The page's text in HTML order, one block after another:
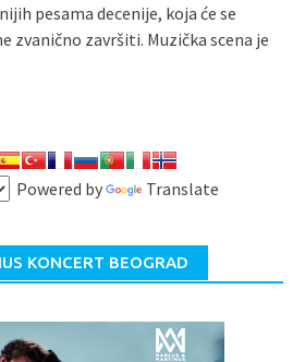
pesama decenije, koja će se
zvanično završiti. Muzička scena je
Powered by Translate
KONCERT BEOGRAD